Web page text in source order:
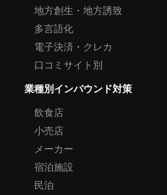
地方創生・地方誘致
多言語化
電子決済・クレカ
口コミサイト別
業種別インバウンド対策
飲食店
小売店
メーカー
宿泊施設
民泊